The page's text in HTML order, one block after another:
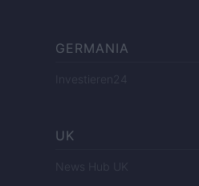
GERMANIA
Investieren24
UK
News Hub UK